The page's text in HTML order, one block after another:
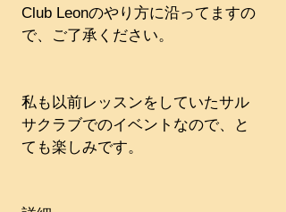
Club Leonのやり方に沿ってますの
で、ご了承ください。
私も以前レッスンをしていたサル
サクラブでのイベントなので、と
ても楽しみです。